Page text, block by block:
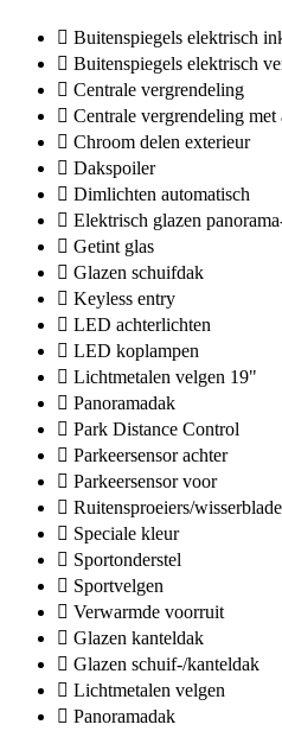
Buitenspiegels elektrisch
Buitenspiegels elektrisch
Centrale vergrendeling
Centrale vergrendeling met
Chroom delen exterieur
Dakspoiler
Dimlichten automatisch
Elektrisch glazen
Getint glas
Glazen schuifdak
Keyless entry
LED achterlichten
LED koplampen
Lichtmetalen velgen 19"
Panoramadak
Park Distance Control
Parkeersensor achter
Parkeersensor voor
Ruitensproeiers/
Speciale kleur
Sportonderstel
Sportvelgen
Verwarmde voorruit
Glazen kanteldak
Glazen schuif-/kanteldak
Lichtmetalen velgen
Panoramadak